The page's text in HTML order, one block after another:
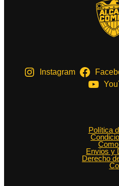
Instagram
Política
Envios y
Derecho